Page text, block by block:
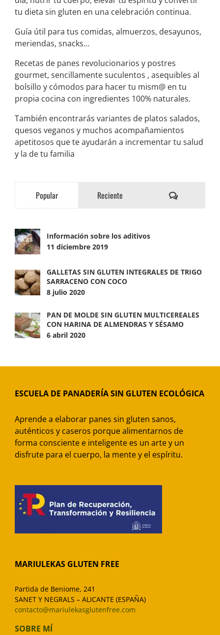
tu dieta sin gluten en una celebración continua.
Guía útil para tus comidas, almuerzos, desayunos,
meriendas, snacks…
Recetas de panes revolucionarios y postres
gourmet, sencillamente suculentos , asequibles al
bolsillo y cómodos para hacer tu mism@ en tu
propia cocina con ingredientes 100% naturales.
También encontrarás variantes de platos salados,
quesos veganos y muchos acompañamientos
apetitosos que te ayudarán a incrementar tu salud
y la de tu familia
Popular Reciente Comentarios
Información sobre los aditivos
11 diciembre 2019
GALLETAS SIN GLUTEN INTEGRALES DE TRIGO
SARRACENO CON COCO
8 julio 2020
PAN DE MOLDE SIN GLUTEN MULTICEREALES
CON HARINA DE ALMENDRAS Y SÉSAMO
6 abril 2020
ESCUELA DE PANADERÍA SIN GLUTEN ECOLÓGICA
Aprende a elaborar panes sin gluten sanos,
auténticos y caseros porque alimentarnos de
forma consciente e inteligente es un arte y un
disfrute para el cuerpo, la mente y el espíritu.
MARIULEKAS GLUTEN FREE
Partida de Beniome, 241
SANET Y NEGRALS – ALICANTE (ESPAÑA)
contacto@mariulekasglutenfree.com
SOBRE MÍ